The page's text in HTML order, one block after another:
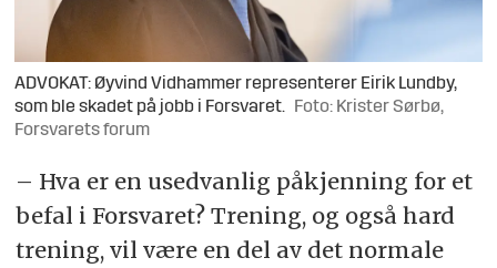
ADVOKAT: Øyvind Vidhammer representerer Eirik Lundby,
som ble skadet på jobb i Forsvaret.
Foto: Krister Sørbø,
Forsvarets forum
– Hva er en usedvanlig påkjenning for et
befal i Forsvaret? Trening, og også hard
trening, vil være en del av det normale